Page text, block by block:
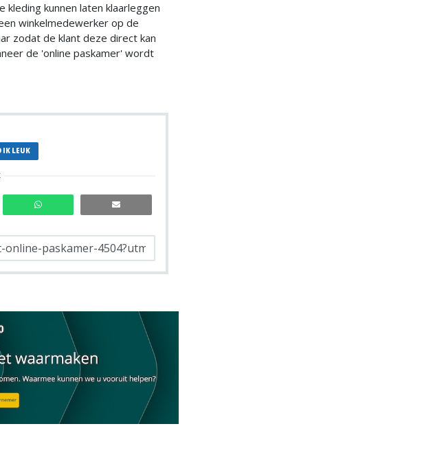
kunnen laten klaarleggen
winkelmedewerker op de
zodat de klant deze direct kan
de 'online paskamer' wordt
IK LEUK